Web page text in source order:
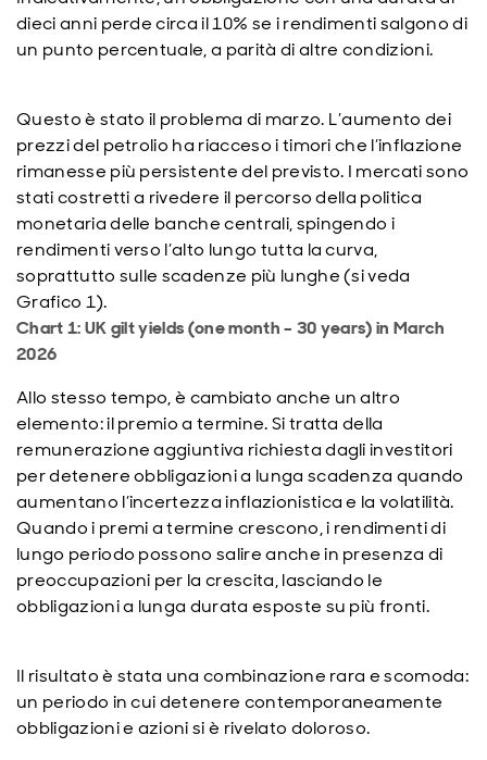
dieci anni perde circa il 10% se i rendimenti salgono di
un punto percentuale, a parità di altre condizioni.
Questo è stato il problema di marzo. L’aumento dei
prezzi del petrolio ha riacceso i timori che l’inflazione
rimanesse più persistente del previsto. I mercati sono
stati costretti a rivedere il percorso della politica
monetaria delle banche centrali, spingendo i
rendimenti verso l’alto lungo tutta la curva,
soprattutto sulle scadenze più lunghe (si veda
Grafico 1).
Chart 1: UK gilt yields (one month – 30 years) in March
2026
Allo stesso tempo, è cambiato anche un altro
elemento: il premio a termine. Si tratta della
remunerazione aggiuntiva richiesta dagli investitori
per detenere obbligazioni a lunga scadenza quando
aumentano l’incertezza inflazionistica e la volatilità.
Quando i premi a termine crescono, i rendimenti di
lungo periodo possono salire anche in presenza di
preoccupazioni per la crescita, lasciando le
obbligazioni a lunga durata esposte su più fronti.
Il risultato è stata una combinazione rara e scomoda:
un periodo in cui detenere contemporaneamente
obbligazioni e azioni si è rivelato doloroso.